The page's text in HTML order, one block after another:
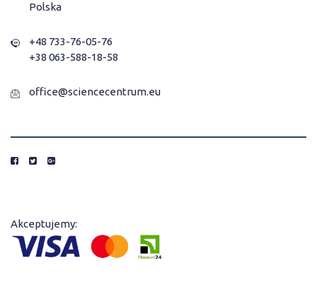
Polska
+48 733-76-05-76
+38 063-588-18-58
office@sciencecentrum.eu
Akceptujemy: